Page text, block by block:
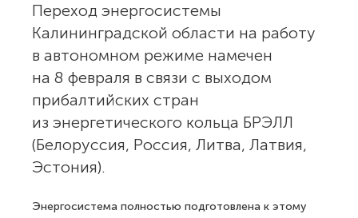
Переход энергосистемы
Калининградской области на работу
в автономном режиме намечен
на 8 февраля в связи с выходом
прибалтийских стран
из энергетического кольца БРЭЛЛ
(Белоруссия, Россия, Литва, Латвия,
Эстония).
Энергосистема полностью подготовлена к этому